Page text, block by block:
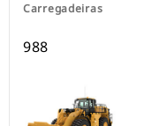
Carregadeiras
988